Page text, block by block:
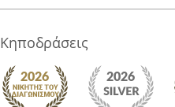
Κηποδράσεις